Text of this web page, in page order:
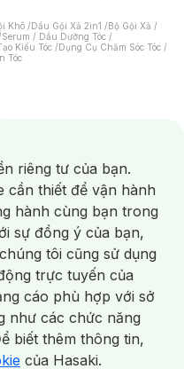
Khô /Dầu Gội Xả 2in1 /Bộ Gội Xả /
/Serum / Dầu Dưỡng Tóc /
Kiểu Tóc /Dụng Cụ Chăm Sóc Tóc /
Tóc
Xông Hơi /Nước Rửa Tay/
/Bàn Chải Điện/
Nước/ Nước Súc Miệng/
Vệ Sinh/Dưỡng Vùng Kín/
/Bọt Cạo Râu /Dao Cạo Râu/
/ Da Lão Hóa/ Da Mụn/
/ Nám / Tàn Nhang
/ Máy Rửa Mặt Máy Chăm Sóc Da
riêng tư của bạn.
cần thiết để vận hành
hành cùng bạn trong
sự đồng ý của bạn,
tôi cũng sử dụng
trực tuyến của
cáo phù hợp với sở
như các chức năng
biết thêm thông tin,
của Hasaki.